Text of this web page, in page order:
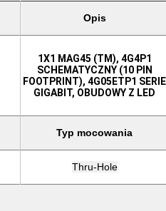
Opis
1X1 MAG45 (TM), 4G4P1
SCHEMATYCZNY (10 PIN
FOOTPRINT), 4G05ETP1 SERIE
GIGABIT, OBUDOWY Z LED
Typ mocowania
Thru-Hole